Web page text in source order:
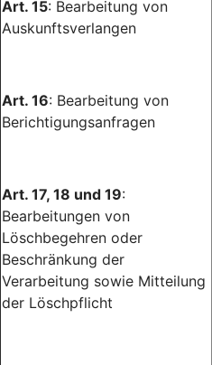
Art. 15: Bearbeitung von
Auskunftsverlangen
Art. 16: Bearbeitung von
Berichtigungsanfragen
Art. 17, 18 und 19:
Bearbeitungen von
Löschbegehren oder
Beschränkung der
Verarbeitung sowie Mitteilung
der Löschpflicht